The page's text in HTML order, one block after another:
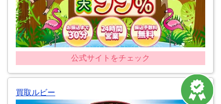
公式サイトをチェック
買取ルビー